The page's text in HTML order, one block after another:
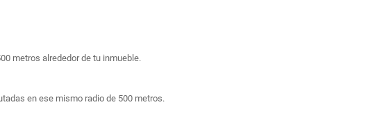
metros alrededor de tu inmueble.
en ese mismo radio de 500 metros.